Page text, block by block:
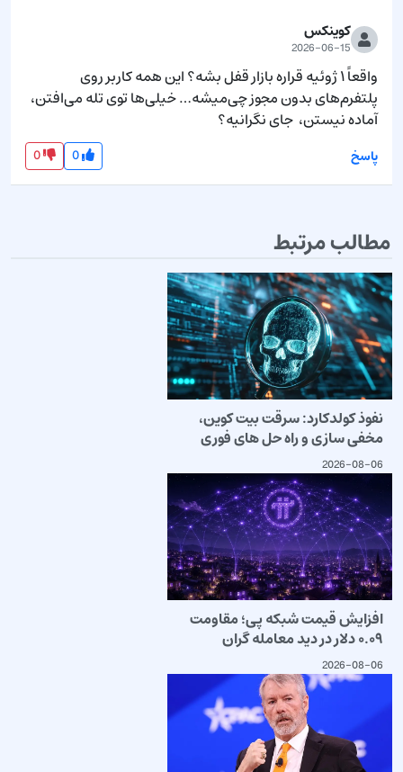
کوینکس
2026-06-15
آماده نیستن،  جای نگرانیه؟
پاسخ 0
0
مطالب مرتبط
نفوذ کولدکارد: سرقت بیت کوین،
مخفی سازی و راه حل های فوری
2026-08-06
افزایش قیمت شبکه پی؛ مقاومت
۰.۰۹ دلار در دید معامله گران
2026-08-06